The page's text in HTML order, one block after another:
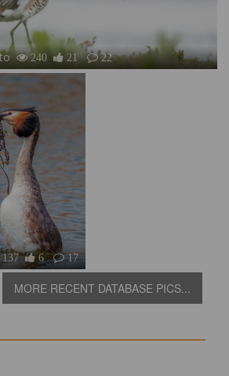
240 21 22
137 6 17
MORE RECENT DATABASE PICS...